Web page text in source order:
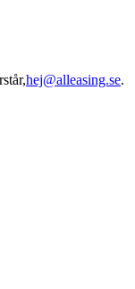
hej@alleasing.se.